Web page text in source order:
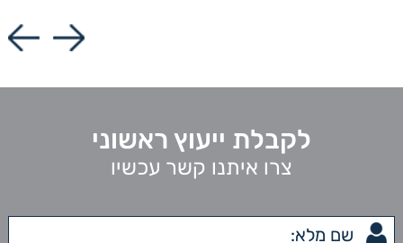
לקבלת ייעוץ ראשוני
צרו איתנו קשר עכשיו